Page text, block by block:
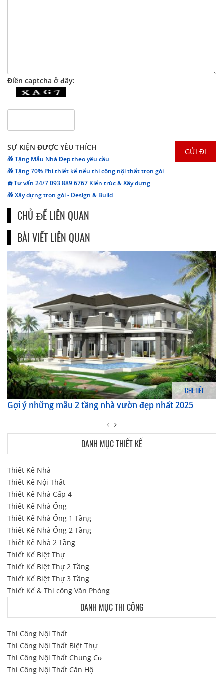
Điền captcha ở đây:
SỰ KIỆN ĐƯỢC YÊU THÍCH
🎁 Tặng Mẫu Nhà Đẹp theo yêu cầu
🎁 Tặng 70% Phí thiết kế nếu thi công nội thất trọn gói
☎️ Tư vấn 24/7 093 889 6767 Kiến trúc & Xây dựng
🎁 Xây dựng trọn gói - Design & Build
CHỦ ĐỀ LIÊN QUAN
BÀI VIẾT LIÊN QUAN
CHI TIẾT
Gợi ý những mẫu 2 tầng nhà vườn đẹp nhất 2025
DANH MỤC THIẾT KẾ
Thiết Kế Nhà
Thiết Kế Nội Thất
Thiết Kế Nhà Cấp 4
Thiết Kế Nhà Ống
Thiết Kế Nhà Ống 1 Tầng
Thiết Kế Nhà Ống 2 Tầng
Thiết Kế Nhà 2 Tầng
Thiết Kế Biệt Thự
Thiết Kế Biệt Thự 2 Tầng
Thiết Kế Biệt Thự 3 Tầng
Thiết Kế & Thi công Văn Phòng
DANH MỤC THI CÔNG
Thi Công Nội Thất
Thi Công Nội Thất Biệt Thự
Thi Công Nội Thất Chung Cư
Thi Công Nội Thất Căn Hộ